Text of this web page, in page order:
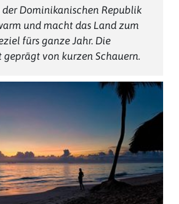
der Dominikanischen Republik
und macht das Land zum
fürs ganze Jahr. Die
geprägt von kurzen Schauern.